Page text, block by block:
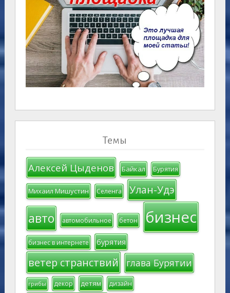
Темы
Алексей Цыденов Байкал Бурятия
Михаил Мишустин Селенга Улан-Удэ
авто автомобильное бетон бизнес
бизнес в интернете бурятия
ветер странствий глава Бурятии
грибы декор детям дизайн